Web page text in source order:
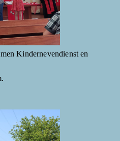
Kindernevendienst en